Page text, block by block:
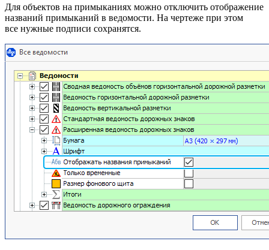
Для объектов на примыканиях можно отключить отображение
названий примыканий в ведомости. На чертеже при этом
все нужные подписи сохранятся.